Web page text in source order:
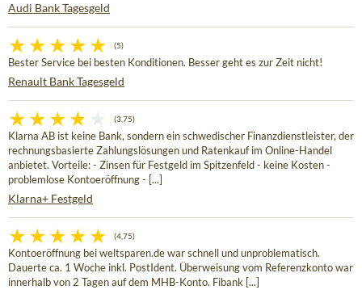
Audi Bank Tagesgeld
(5)
Bester Service bei besten Konditionen. Besser geht es zur Zeit nicht!
Renault Bank Tagesgeld
(3,75)
Klarna AB ist keine Bank, sondern ein schwedischer Finanzdienstleister, der
rechnungsbasierte Zahlungslösungen und Ratenkauf im Online-Handel
anbietet. Vorteile: - Zinsen für Festgeld im Spitzenfeld - keine Kosten -
problemlose Kontoeröffnung - [...]
Klarna+ Festgeld
(4,75)
Kontoeröffnung bei weltsparen.de war schnell und unproblematisch.
Dauerte ca. 1 Woche inkl. PostIdent. Überweisung vom Referenzkonto war
innerhalb von 2 Tagen auf dem MHB-Konto. Fibank [...]